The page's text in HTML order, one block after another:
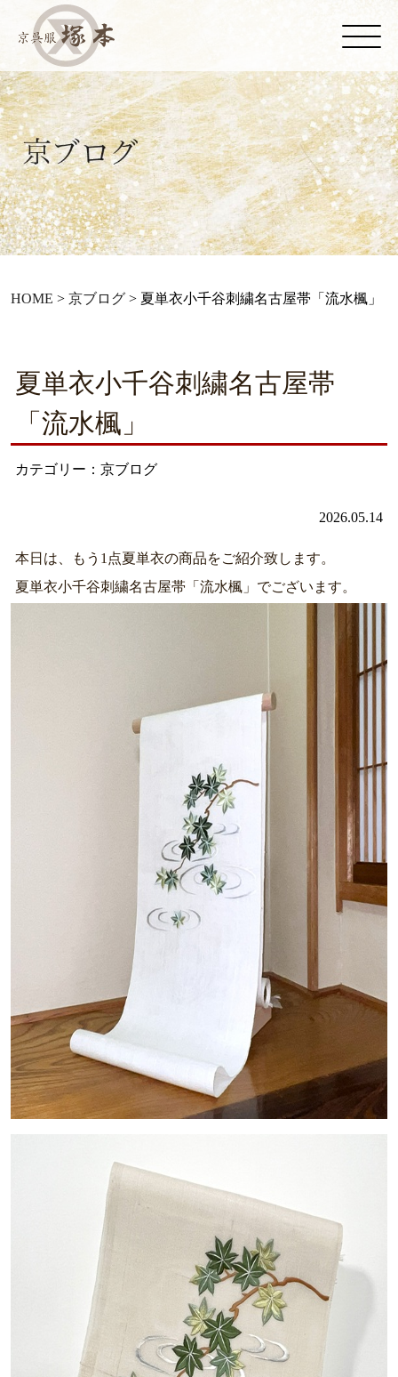
HOME > 京ブログ> 夏単衣小千谷刺繍名古屋帯「流水楓」
夏単衣小千谷刺繍名古屋帯
「流水楓」
カテゴリー：京ブログ
2026.05.14
本日は、もう1点夏単衣の商品をご紹介致します。
夏単衣小千谷刺繍名古屋帯「流水楓」でございます。